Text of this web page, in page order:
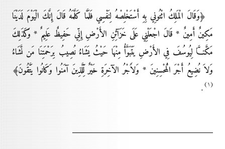
﴿وَقَالَ الْمَلِكُ ائْتُونِي بِهِ أَسْتَخْلِصْهُ لِنَفْسِي فَلَمَّا كَلَّمَهُ قَالَ إِنَّكَ الْيَوْمَ لَدَيْنَا
مَكِينٌ أَمِينٌ * قَالَ اجْعَلْنِي عَلَى خَزَآئِنِ الأَرْضِ إِنِّي حَفِيظٌ عَلِيمٌ * وَكَذَلِكَ
مَكَّنـَّا لِيُوسُفَ فِي الأَرْضِ يَتَبَوَّأُ مِنْهَا حَيْثُ يَشَاءُ نُصِيبُ بِرَحْمَتِنَا مَن نَّشَاءُ
وَلاَ نُضِيعُ أَجْرَ الُْمحْسِنِينَ * وَلاََجْرُ الآخِرَةِ خَيْرٌ لِّلَّذِينَ آمَنُوا وَكَانُوا يَتَّقُونَ﴾
(۱) .